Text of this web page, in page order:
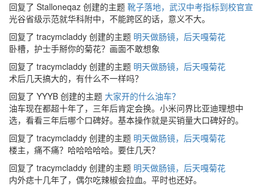
回复了 Stalloneqaz 创建的主题 靴子落地，武汉中考指标到校官宣
光谷省级示范就华科附中，不能跨区的话，意义不大。
回复了 tracymcladdy 创建的主题 明天做肠镜，后天嘎菊花
卧槽，护士手掰你的菊花？画面不敢想象
回复了 tracymcladdy 创建的主题 明天做肠镜，后天嘎菊花
术后几天搞大的，有什么不一样吗？
回复了 YYYB 创建的主题 大家开的什么油车？
油车现在都超十年了，三年后肯定会换。小米问界比亚迪理想中
选，看看三年后哪个口碑好。基本操作就是买销量大口碑好的。
回复了 tracymcladdy 创建的主题 明天做肠镜，后天嘎菊花
楼主，痛不痛？哈哈哈哈哈。要住几天？
回复了 tracymcladdy 创建的主题 明天做肠镜，后天嘎菊花
内外痣十几年了，偶尔吃辣椒会拉血。平时也还好。